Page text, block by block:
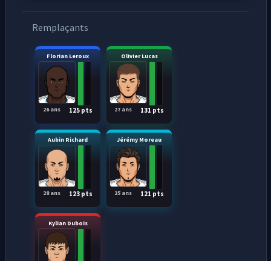
Remplaçants
Florian Leroux
125 pts
26 ans
Olivier Lucas
131 pts
27 ans
Aubin Richard
123 pts
28 ans
Jérémy Moreau
121 pts
25 ans
Kylian Dubois